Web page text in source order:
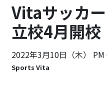
Vitaサッカ
立校4月開校
2022年3月10日（木） PM
Sports Vita